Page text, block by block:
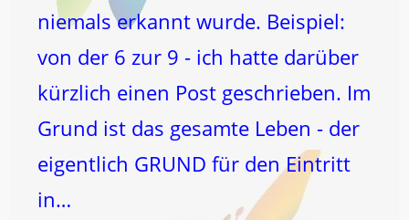
niemals erkannt wurde. Beispiel:
von der 6 zur 9 - ich hatte darüber
kürzlich einen Post geschrieben. Im
Grund ist das gesamte Leben - der
eigentlich GRUND für den Eintritt
in…